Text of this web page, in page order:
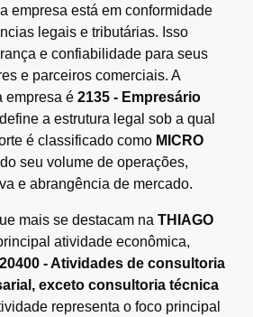
empresa está em conformidade
legais e tributárias. Isso
e confiabilidade para seus
e parceiros comerciais. A
empresa é 2135 - Empresário
a estrutura legal sob a qual
é classificado como MICRO
seu volume de operações,
e abrangência de mercado.
mais se destacam na THIAGO
atividade econômica,
- Atividades de consultoria
exceto consultoria técnica
representa o foco principal